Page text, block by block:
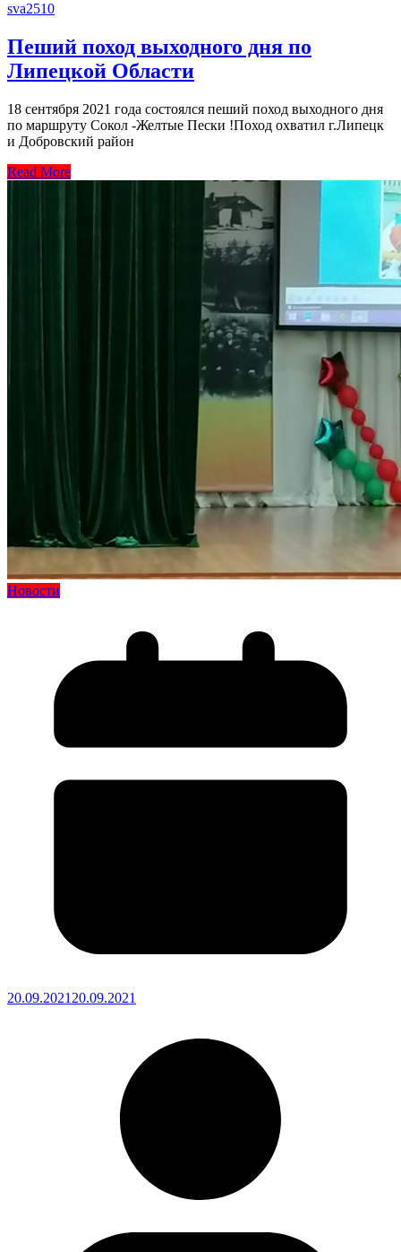
sva2510
Пеший поход выходного дня по
Липецкой Области
18 сентября 2021 года состоялся пеший поход выходного дня
по маршруту Сокол -Желтые Пески !Поход охватил г.Липецк
и Добровский район
Read More
Новости
20.09.2021 20.09.2021